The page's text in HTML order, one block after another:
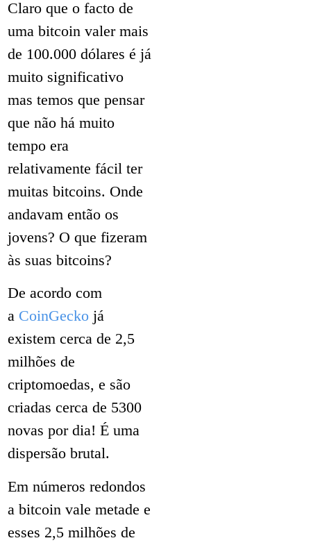
Claro que o facto de
uma bitcoin valer mais
de 100.000 dólares é já
muito significativo
mas temos que pensar
que não há muito
tempo era
relativamente fácil ter
muitas bitcoins. Onde
andavam então os
jovens? O que fizeram
às suas bitcoins?
De acordo com
a CoinGecko já
existem cerca de 2,5
milhões de
criptomoedas, e são
criadas cerca de 5300
novas por dia! É uma
dispersão brutal.
Em números redondos
a bitcoin vale metade e
esses 2,5 milhões de